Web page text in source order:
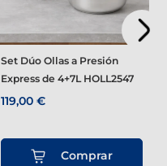
Set Dúo Ollas a Presión
Express de 4+7L HOLL2547
119,00 €
Comprar